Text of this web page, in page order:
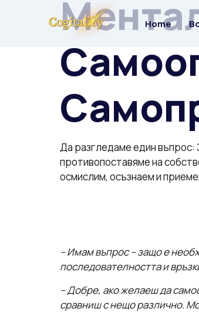
Home
Да разгледаме един въпрос:
противопоставяме на
осмислим, осъзнаем и
– Имам въпрос – защо е
последователността и
– Добре, ако желаеш да
сравниш с нещо различно.